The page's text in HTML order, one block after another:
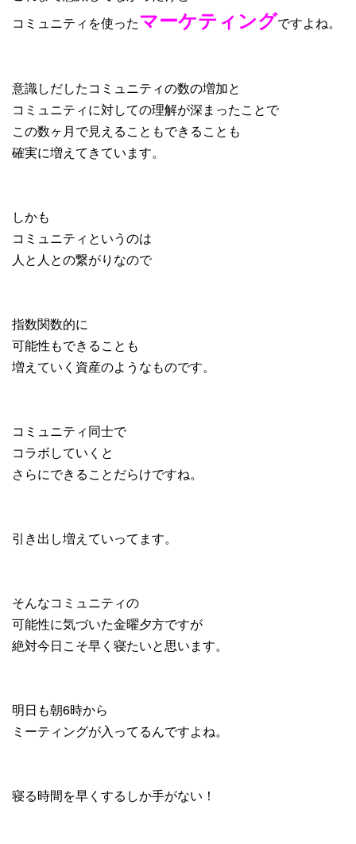
コミュニティを使ったマーケティングですよね。
意識しだしたコミュニティの数の増加と
コミュニティに対しての理解が深まったことで
この数ヶ月で見えることもできることも
確実に増えてきています。
しかも
コミュニティというのは
人と人との繋がりなので
指数関数的に
可能性もできることも
増えていく資産のようなものです。
コミュニティ同士で
コラボしていくと
さらにできることだらけですね。
引き出し増えていってます。
そんなコミュニティの
可能性に気づいた金曜夕方ですが
絶対今日こそ早く寝たいと思います。
明日も朝6時から
ミーティングが入ってるんですよね。
寝る時間を早くするしか手がない！